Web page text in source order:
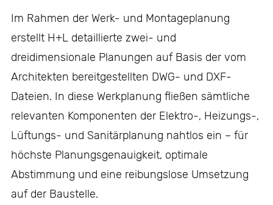
Im Rahmen der Werk- und Montageplanung
erstellt H+L detaillierte zwei- und
dreidimensionale Planungen auf Basis der vom
Architekten bereitgestellten DWG- und DXF-
Dateien. In diese Werkplanung fließen sämtliche
relevanten Komponenten der Elektro-, Heizungs-,
Lüftungs- und Sanitärplanung nahtlos ein – für
höchste Planungsgenauigkeit, optimale
Abstimmung und eine reibungslose Umsetzung
auf der Baustelle.